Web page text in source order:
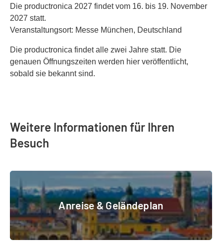
Die productronica 2027 findet vom 16. bis 19. November
2027 statt.
Veranstaltungsort: Messe München, Deutschland
Die productronica findet alle zwei Jahre statt. Die
genauen Öffnungszeiten werden hier veröffentlicht,
sobald sie bekannt sind.
Weitere Informationen für Ihren
Besuch
Anreise & Geländeplan